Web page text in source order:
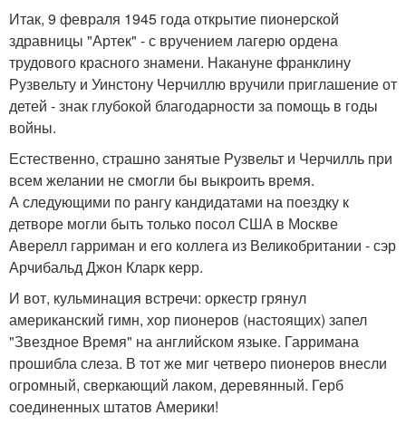
Итак, 9 февраля 1945 года открытие пионерской
здравницы "Артек" - с вручением лагерю ордена
трудового красного знамени. Накануне франклину
Рузвельту и Уинстону Черчиллю вручили приглашение от
детей - знак глубокой благодарности за помощь в годы
войны.
Естественно, страшно занятые Рузвельт и Черчилль при
всем желании не смогли бы выкроить время.
А следующими по рангу кандидатами на поездку к
детворе могли быть только посол США в Москве
Аверелл гарриман и его коллега из Великобритании - сэр
Арчибальд Джон Кларк керр.
И вот, кульминация встречи: оркестр грянул
американский гимн, хор пионеров (настоящих) запел
"Звездное Время" на английском языке. Гарримана
прошибла слеза. В тот же миг четверо пионеров внесли
огромный, сверкающий лаком, деревянный. Герб
соединенных штатов Америки!